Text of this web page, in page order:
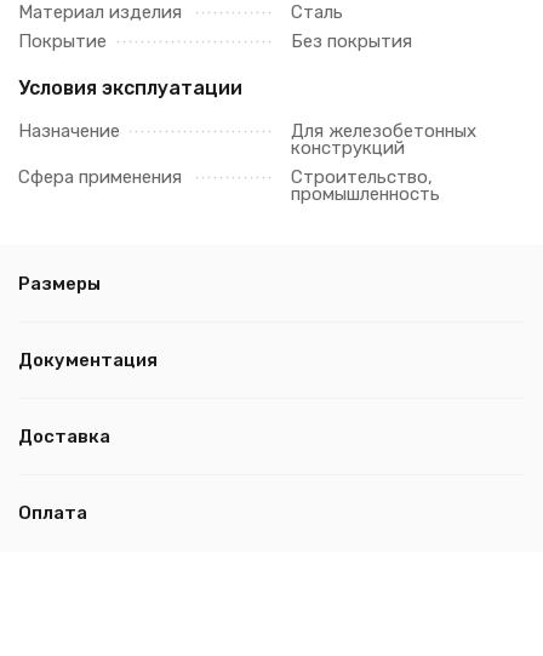
Материал изделия
Сталь
Покрытие
Без покрытия
Условия эксплуатации
Назначение Для железобетонных
конструкций
Сфера применения
Строительство,
промышленность
Размеры
Документация
Доставка
Оплата